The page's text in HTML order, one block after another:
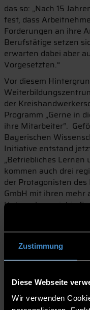
Zustimmung
Diese Webseite
Wir verwenden
das so: „Nach 15
fest, dass
Forderungen an ihre
Berufstätige setzen
erwarten dabei aber
Vorgesetzten.“
Vor diesem
der
Programm „Gerne in
ihre Mitarbeiter“.
Bayerischen
Initiative entstand
„Betriebliches Lernen
kommen auch drei
der Protagonisten
GmbH mit ihren mehr
Unternehmen ist in
möchte sich künftig
Dazu fand im
der Geschäftsleitung
das bisherige b-plus-
Workshop flossen
Grundlage war die